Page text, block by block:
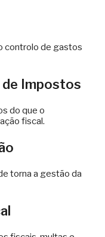
controlo de gastos
de Impostos
do que o
fiscal.
torna a gestão da